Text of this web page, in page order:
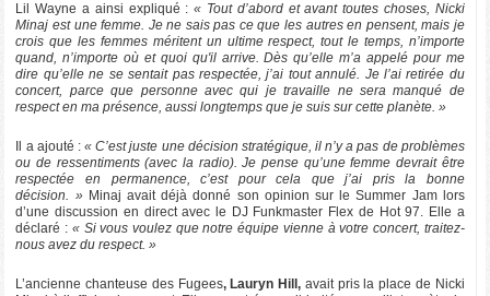
Lil Wayne a ainsi expliqué :« Tout d’abord et avant toutes choses, Nicki
Minaj est une femme. Je ne sais pas ce que les autres en pensent, mais je
crois que les femmes méritent un ultime respect, tout le temps, n’importe
quand, n’importe où et quoi qu'il arrive. Dès qu’elle m’a appelé pour me
dire qu’elle ne se sentait pas respectée, j’ai tout annulé. Je l’ai retirée du
concert, parce que personne avec qui je travaille ne sera manqué de
respect en ma présence, aussi longtemps que je suis sur cette planète. »
Il a ajouté :« C’est juste une décision stratégique, il n’y a pas de problèmes
ou de ressentiments (avec la radio). Je pense qu’une femme devrait être
respectée en permanence, c’est pour cela que j’ai pris la bonne
décision. »Minaj avait déjà donné son opinion sur le Summer Jam lors
d’une discussion en direct avec le DJ Funkmaster Flex de Hot 97. Elle a
déclaré : « Si vous voulez que notre équipe vienne à votre concert, traitez-
nous avez du respect. »
L’ancienne chanteuse des Fugees, Lauryn Hill, avait pris la place de Nicki